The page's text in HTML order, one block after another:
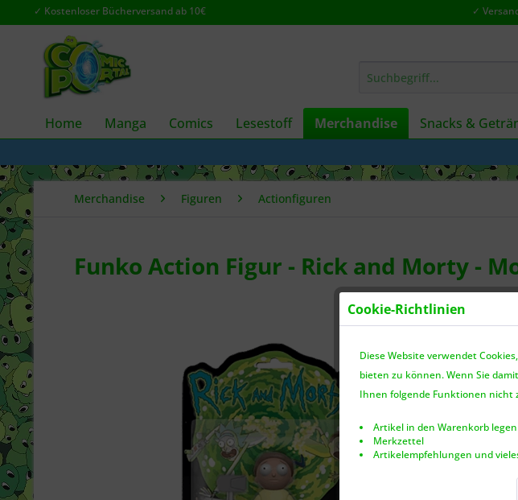
✓ Kostenloser Bücherversand ab 10€ ✓
Home Manga Comics Lesestoff Merchandise Snacks &
Merchandise Figuren Actionfiguren
Funko Action Figur - Rick and Morty -
Cookie-Richtlinien
Diese Website verwendet
bieten zu können. Wenn Sie
Ihnen folgende Funktionen nicht
Artikel in den Warenkorb legen
Merkzettel
Artikelempfehlungen und